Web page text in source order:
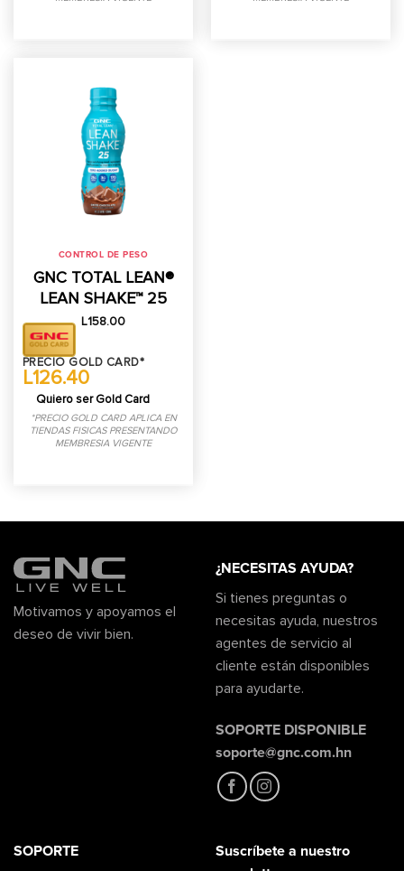
CONTROL DE PESO
GNC TOTAL LEAN®
LEAN SHAKE™ 25
L158.00
PRECIO GOLD CARD*
L126.40
Quiero ser Gold Card
*PRECIO GOLD CARD APLICA EN
TIENDAS FISICAS PRESENTANDO
MEMBRESIA VIGENTE
Motivamos y apoyamos el
deseo de vivir bien.
¿NECESITAS AYUDA?
Si tienes preguntas o
necesitas ayuda, nuestros
agentes de servicio al
cliente están disponibles
para ayudarte.
SOPORTE DISPONIBLE
soporte@gnc.com.hn
SOPORTE
Suscríbete a nuestro